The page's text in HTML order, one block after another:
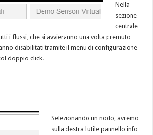
Nella
sezione
centrale
i flussi, che si avvieranno una volta premuto
disabilitati tramite il menu di configurazione
doppio click.
Selezionando un nodo, avremo
sulla destra l’utile pannello info